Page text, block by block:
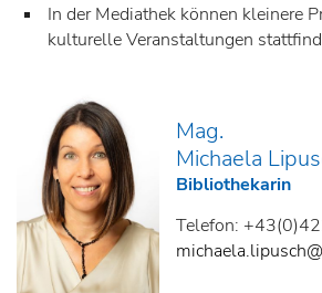
In der Mediathek können kleinere
kulturelle Veranstaltungen
Mag.
Michaela
Bibliothekarin
Telefon: